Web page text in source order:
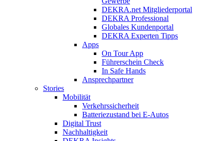
DEKRA.net Mitgliederportal
DEKRA Professional
Globales Kundenportal
DEKRA Experten Tipps
Apps
On Tour App
Führerschein Check
In Safe Hands
Ansprechpartner
Stories
Mobilität
Verkehrssicherheit
Batteriezustand bei E-Autos
Digital Trust
Nachhaltigkeit